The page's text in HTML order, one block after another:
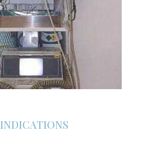
INDICATIONS